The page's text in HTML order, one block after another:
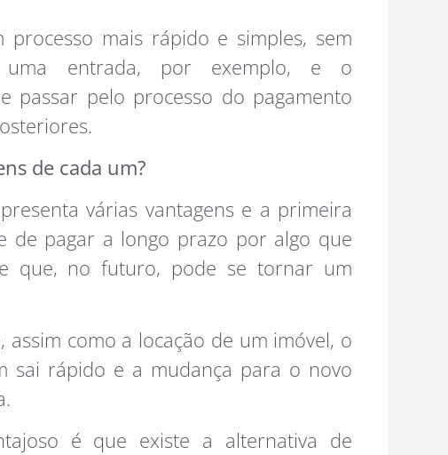
mais rápido e simples, sem
uma entrada, por exemplo, e o
passar pelo processo do pagamento
de cada um?
várias vantagens e a primeira
de pagar a longo prazo por algo que
que, no futuro, pode se tornar um
assim como a locação de um imóvel, o
sai rápido e a mudança para o novo
é que existe a alternativa de